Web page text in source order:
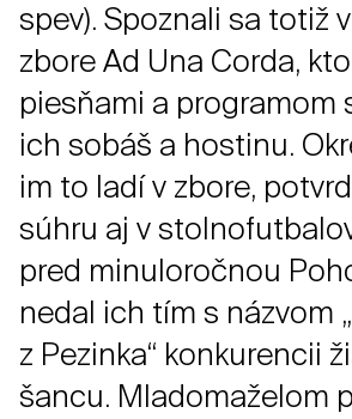
spev). Spoznali sa totiž
zbore Ad Una Corda,
piesňami a programom
ich sobáš a hostinu.
im to ladí v zbore,
súhru aj v
pred minuloročnou
nedal ich tím s názvom
z Pezinka“ konkurencii
šancu. Mladomaželom